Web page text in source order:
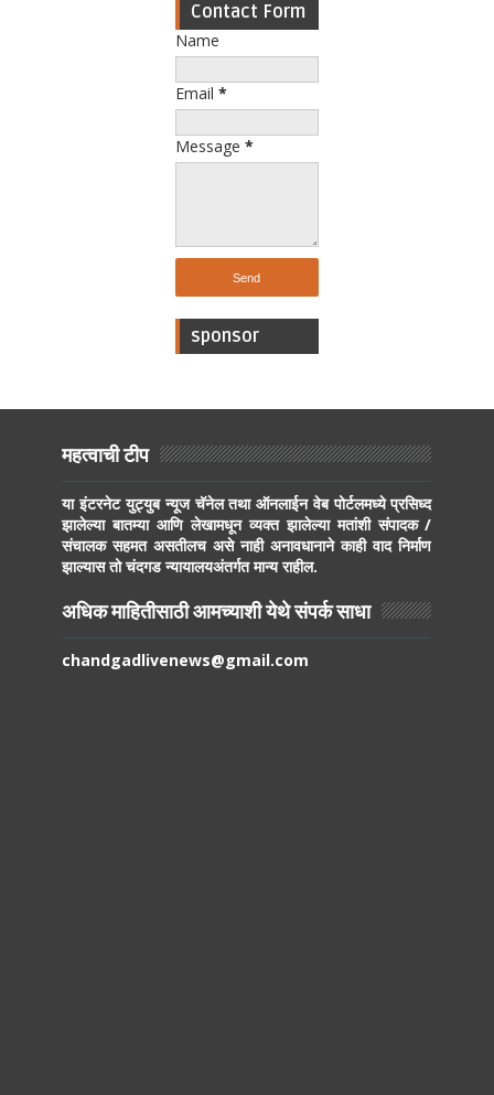
Contact Form
Name
Email *
Message *
sponsor
महत्वाची टीप
या इंटरनेट युट्युब न्यूज चॅनेल तथा ऑनलाईन वेब पोर्टलमध्ये प्रसिध्द
झालेल्या बातम्या आणि लेखामधून व्यक्त झालेल्या मतांशी संपादक /
संचालक सहमत असतीलच असे नाही अनावधानाने काही वाद निर्माण
झाल्यास तो चंदगड न्यायालयअंतर्गत मान्य राहील.
अधिक माहितीसाठी आमच्याशी येथे संपर्क साधा
chandgadlivenews@gmail.com